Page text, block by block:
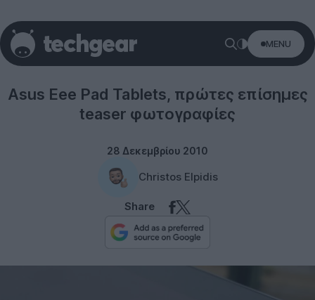
MENU
Asus Eee Pad Tablets, πρώτες επίσημες
teaser φωτογραφίες
28 Δεκεμβρίου 2010
Christos Elpidis
Share